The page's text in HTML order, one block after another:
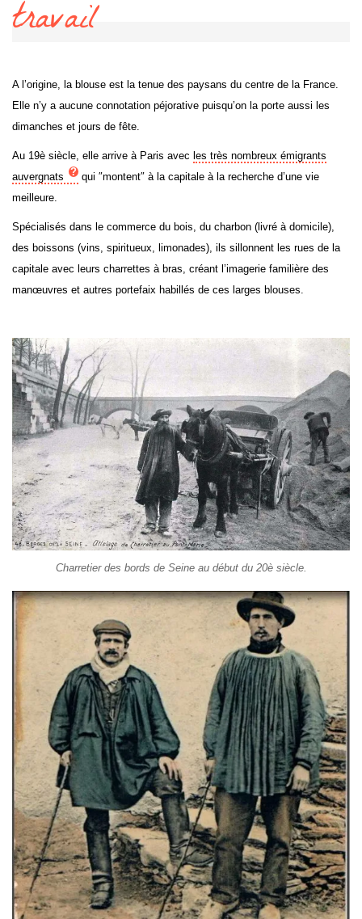
travail
A l’origine, la blouse est la tenue des paysans du centre de la France.
Elle n’y a aucune connotation péjorative puisqu’on la porte aussi les
dimanches et jours de fête.
Au 19è siècle, elle arrive à Paris avec les très nombreux émigrants
auvergnats
qui ″montent″ à la capitale à la recherche d’une vie
meilleure.
Spécialisés dans le commerce du bois, du charbon (livré à domicile),
des boissons (vins, spiritueux, limonades), ils sillonnent les rues de la
capitale avec leurs charrettes à bras, créant l’imagerie familière des
manœuvres et autres portefaix habillés de ces larges blouses.
Charretier des bords de Seine au début du 20è siècle.